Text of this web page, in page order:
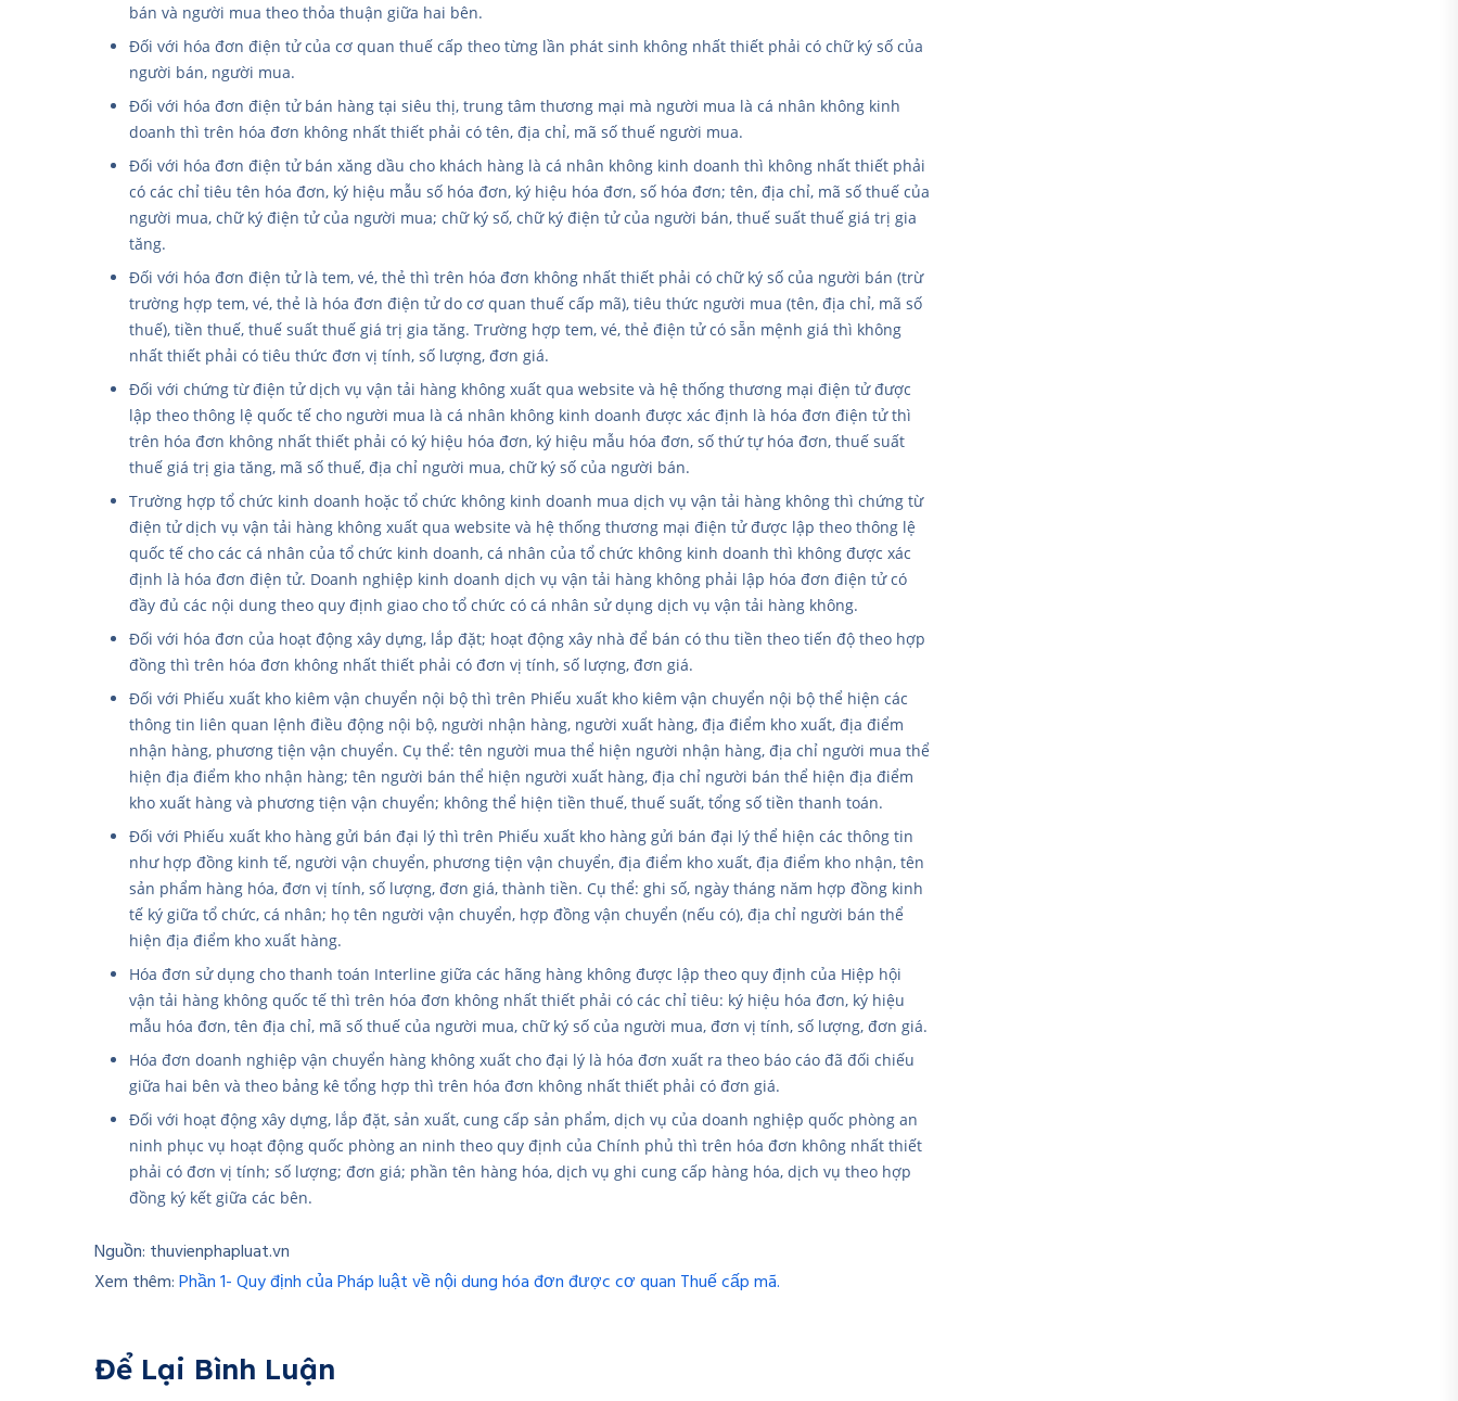
bán và người mua theo thỏa thuận giữa hai bên.
Đối với hóa đơn điện tử của cơ quan thuế cấp theo từng lần phát sinh không nhất thiết phải có chữ ký số của
người bán, người mua.
Đối với hóa đơn điện tử bán hàng tại siêu thị, trung tâm thương mại mà người mua là cá nhân không kinh
doanh thì trên hóa đơn không nhất thiết phải có tên, địa chỉ, mã số thuế người mua.
Đối với hóa đơn điện tử bán xăng dầu cho khách hàng là cá nhân không kinh doanh thì không nhất thiết phải
có các chỉ tiêu tên hóa đơn, ký hiệu mẫu số hóa đơn, ký hiệu hóa đơn, số hóa đơn; tên, địa chỉ, mã số thuế của
người mua, chữ ký điện tử của người mua; chữ ký số, chữ ký điện tử của người bán, thuế suất thuế giá trị gia
tăng.
Đối với hóa đơn điện tử là tem, vé, thẻ thì trên hóa đơn không nhất thiết phải có chữ ký số của người bán (trừ
trường hợp tem, vé, thẻ là hóa đơn điện tử do cơ quan thuế cấp mã), tiêu thức người mua (tên, địa chỉ, mã số
thuế), tiền thuế, thuế suất thuế giá trị gia tăng. Trường hợp tem, vé, thẻ điện tử có sẵn mệnh giá thì không
nhất thiết phải có tiêu thức đơn vị tính, số lượng, đơn giá.
Đối với chứng từ điện tử dịch vụ vận tải hàng không xuất qua website và hệ thống thương mại điện tử được
lập theo thông lệ quốc tế cho người mua là cá nhân không kinh doanh được xác định là hóa đơn điện tử thì
trên hóa đơn không nhất thiết phải có ký hiệu hóa đơn, ký hiệu mẫu hóa đơn, số thứ tự hóa đơn, thuế suất
thuế giá trị gia tăng, mã số thuế, địa chỉ người mua, chữ ký số của người bán.
Trường hợp tổ chức kinh doanh hoặc tổ chức không kinh doanh mua dịch vụ vận tải hàng không thì chứng từ
điện tử dịch vụ vận tải hàng không xuất qua website và hệ thống thương mại điện tử được lập theo thông lệ
quốc tế cho các cá nhân của tổ chức kinh doanh, cá nhân của tổ chức không kinh doanh thì không được xác
định là hóa đơn điện tử. Doanh nghiệp kinh doanh dịch vụ vận tải hàng không phải lập hóa đơn điện tử có
đầy đủ các nội dung theo quy định giao cho tổ chức có cá nhân sử dụng dịch vụ vận tải hàng không.
Đối với hóa đơn của hoạt động xây dựng, lắp đặt; hoạt động xây nhà để bán có thu tiền theo tiến độ theo hợp
đồng thì trên hóa đơn không nhất thiết phải có đơn vị tính, số lượng, đơn giá.
Đối với Phiếu xuất kho kiêm vận chuyển nội bộ thì trên Phiếu xuất kho kiêm vận chuyển nội bộ thể hiện các
thông tin liên quan lệnh điều động nội bộ, người nhận hàng, người xuất hàng, địa điểm kho xuất, địa điểm
nhận hàng, phương tiện vận chuyển. Cụ thể: tên người mua thể hiện người nhận hàng, địa chỉ người mua thể
hiện địa điểm kho nhận hàng; tên người bán thể hiện người xuất hàng, địa chỉ người bán thể hiện địa điểm
kho xuất hàng và phương tiện vận chuyển; không thể hiện tiền thuế, thuế suất, tổng số tiền thanh toán.
Đối với Phiếu xuất kho hàng gửi bán đại lý thì trên Phiếu xuất kho hàng gửi bán đại lý thể hiện các thông tin
như hợp đồng kinh tế, người vận chuyển, phương tiện vận chuyển, địa điểm kho xuất, địa điểm kho nhận, tên
sản phẩm hàng hóa, đơn vị tính, số lượng, đơn giá, thành tiền. Cụ thể: ghi số, ngày tháng năm hợp đồng kinh
tế ký giữa tổ chức, cá nhân; họ tên người vận chuyển, hợp đồng vận chuyển (nếu có), địa chỉ người bán thể
hiện địa điểm kho xuất hàng.
Hóa đơn sử dụng cho thanh toán Interline giữa các hãng hàng không được lập theo quy định của Hiệp hội
vận tải hàng không quốc tế thì trên hóa đơn không nhất thiết phải có các chỉ tiêu: ký hiệu hóa đơn, ký hiệu
mẫu hóa đơn, tên địa chỉ, mã số thuế của người mua, chữ ký số của người mua, đơn vị tính, số lượng, đơn giá.
Hóa đơn doanh nghiệp vận chuyển hàng không xuất cho đại lý là hóa đơn xuất ra theo báo cáo đã đối chiếu
giữa hai bên và theo bảng kê tổng hợp thì trên hóa đơn không nhất thiết phải có đơn giá.
Đối với hoạt động xây dựng, lắp đặt, sản xuất, cung cấp sản phẩm, dịch vụ của doanh nghiệp quốc phòng an
ninh phục vụ hoạt động quốc phòng an ninh theo quy định của Chính phủ thì trên hóa đơn không nhất thiết
phải có đơn vị tính; số lượng; đơn giá; phần tên hàng hóa, dịch vụ ghi cung cấp hàng hóa, dịch vụ theo hợp
đồng ký kết giữa các bên.
Nguồn: thuvienphapluat.vn
Xem thêm:Phần 1- Quy định của Pháp luật về nội dung hóa đơn được cơ quan Thuế cấp mã.
Để Lại Bình Luận